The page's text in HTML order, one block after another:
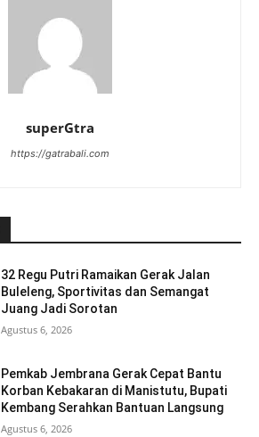
superGtra
https://gatrabali.com
32 Regu Putri Ramaikan Gerak Jalan
Buleleng, Sportivitas dan Semangat
Juang Jadi Sorotan
Agustus 6, 2026
Pemkab Jembrana Gerak Cepat Bantu
Korban Kebakaran di Manistutu, Bupati
Kembang Serahkan Bantuan Langsung
Agustus 6, 2026